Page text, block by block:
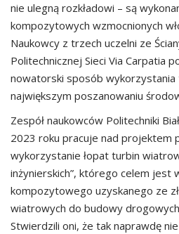
nie ulegną rozkładowi – są
kompozytowych wzmocnionych
Naukowcy z trzech uczelni ze
Politechnicznej Sieci Via Carpatia
nowatorski sposób wykorzystania
największym poszanowaniu
Zespół naukowców Politechniki
2023 roku pracuje nad projektem
wykorzystanie łopat turbin
inżynierskich”, którego celem jest
kompozytowego uzyskanego ze
wiatrowych do budowy
Stwierdzili oni, że tak naprawdę